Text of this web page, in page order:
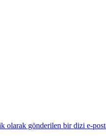
gönderilen bir dizi e-